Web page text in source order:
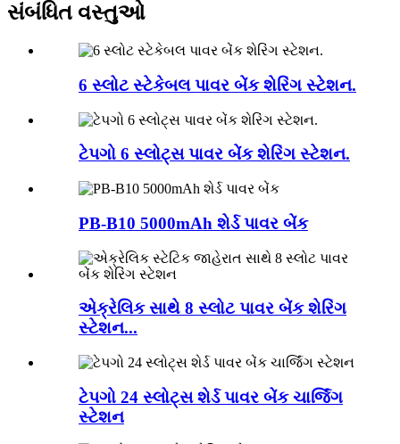
સંબંધિત વસ્તુઓ
6 સ્લોટ સ્ટેકેબલ પાવર બેંક શેરિંગ સ્ટેશન.
ટેપગો 6 સ્લોટ્સ પાવર બેંક શેરિંગ સ્ટેશન.
PB-B10 5000mAh શેર્ડ પાવર બેંક
એક્રેલિક સાથે 8 સ્લોટ પાવર બેંક શેરિંગ
સ્ટેશન...
ટેપગો 24 સ્લોટ્સ શેર્ડ પાવર બેંક ચાર્જિંગ
સ્ટેશન